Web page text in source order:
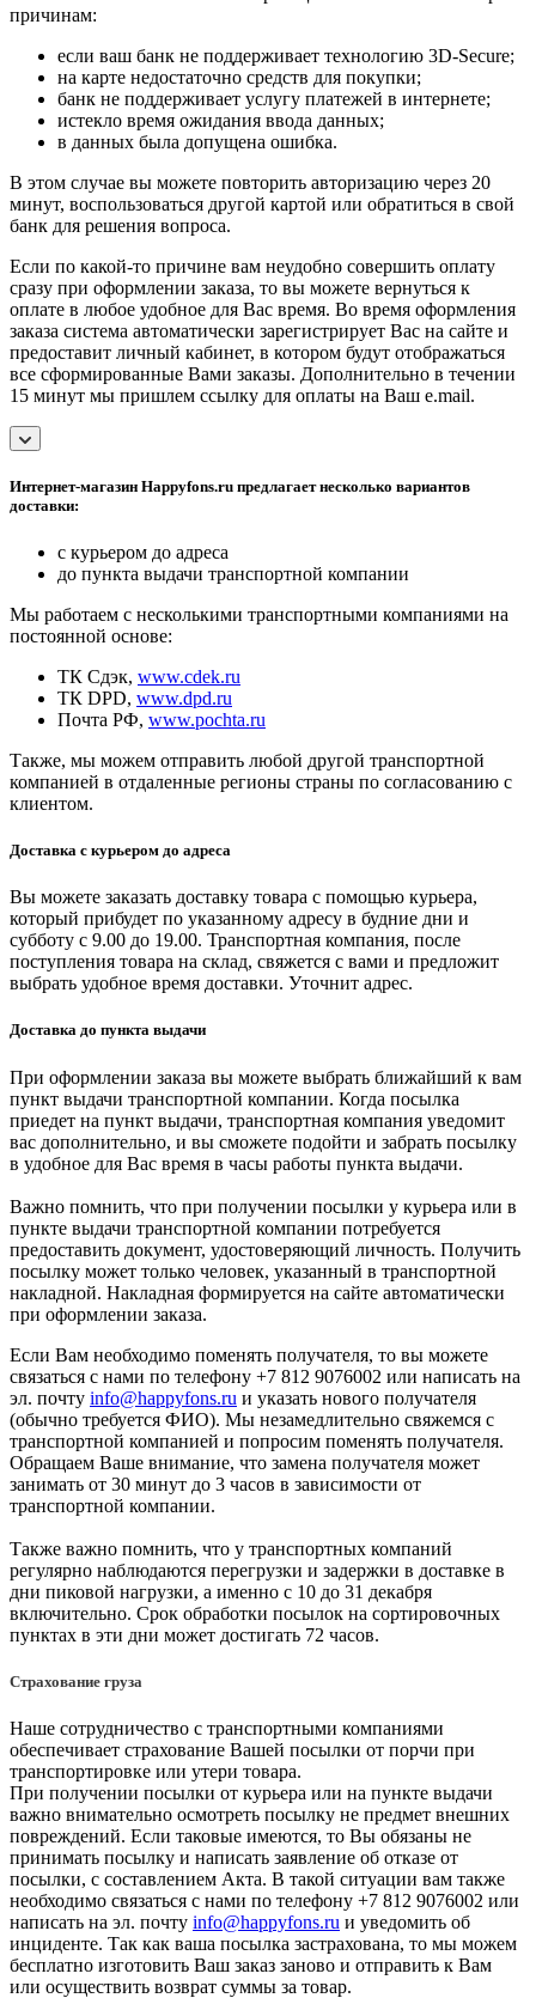
причинам:
если ваш банк не поддерживает технологию 3D-Secure;
на карте недостаточно средств для покупки;
банк не поддерживает услугу платежей в интернете;
истекло время ожидания ввода данных;
в данных была допущена ошибка.
В этом случае вы можете повторить авторизацию через 20
минут, воспользоваться другой картой или обратиться в свой
банк для решения вопроса.
Если по какой-то причине вам неудобно совершить оплату
сразу при оформлении заказа, то вы можете вернуться к
оплате в любое удобное для Вас время. Во время оформления
заказа система автоматически зарегистрирует Вас на сайте и
предоставит личный кабинет, в котором будут отображаться
все сформированные Вами заказы. Дополнительно в течении
15 минут мы пришлем ссылку для оплаты на Ваш e.mail.
Интернет-магазин Happyfons.ru предлагает несколько вариантов
доставки:
с курьером до адреса
до пункта выдачи транспортной компании
Мы работаем с несколькими транспортными компаниями на
постоянной основе:
ТК Сдэк, www.cdek.ru
ТК DPD, www.dpd.ru
Почта РФ, www.pochta.ru
Также, мы можем отправить любой другой транспортной
компанией в отдаленные регионы страны по согласованию с
клиентом.
Доставка с курьером до адреса
Вы можете заказать доставку товара с помощью курьера,
который прибудет по указанному адресу в будние дни и
субботу с 9.00 до 19.00. Транспортная компания, после
поступления товара на склад, свяжется с вами и предложит
выбрать удобное время доставки. Уточнит адрес.
Доставка до пункта выдачи
При оформлении заказа вы можете выбрать ближайший к вам
пункт выдачи транспортной компании. Когда посылка
приедет на пункт выдачи, транспортная компания уведомит
вас дополнительно, и вы сможете подойти и забрать посылку
в удобное для Вас время в часы работы пункта выдачи.
Важно помнить, что при получении посылки у курьера или в
пункте выдачи транспортной компании потребуется
предоставить документ, удостоверяющий личность. Получить
посылку может только человек, указанный в транспортной
накладной. Накладная формируется на сайте автоматически
при оформлении заказа.
Если Вам необходимо поменять получателя, то вы можете
связаться с нами по телефону +7 812 9076002 или написать на
эл. почту info@happyfons.ru и указать нового получателя
(обычно требуется ФИО). Мы незамедлительно свяжемся с
транспортной компанией и попросим поменять получателя.
Обращаем Ваше внимание, что замена получателя может
занимать от 30 минут до 3 часов в зависимости от
транспортной компании.
Также важно помнить, что у транспортных компаний
регулярно наблюдаются перегрузки и задержки в доставке в
дни пиковой нагрузки, а именно с 10 до 31 декабря
включительно. Срок обработки посылок на сортировочных
пунктах в эти дни может достигать 72 часов.
Страхование груза
Наше сотрудничество с транспортными компаниями
обеспечивает страхование Вашей посылки от порчи при
транспортировке или утери товара.
При получении посылки от курьера или на пункте выдачи
важно внимательно осмотреть посылку не предмет внешних
повреждений. Если таковые имеются, то Вы обязаны не
принимать посылку и написать заявление об отказе от
посылки, с составлением Акта. В такой ситуации вам также
необходимо связаться с нами по телефону +7 812 9076002 или
написать на эл. почту info@happyfons.ru и уведомить об
инциденте. Так как ваша посылка застрахована, то мы можем
бесплатно изготовить Ваш заказ заново и отправить к Вам
или осуществить возврат суммы за товар.